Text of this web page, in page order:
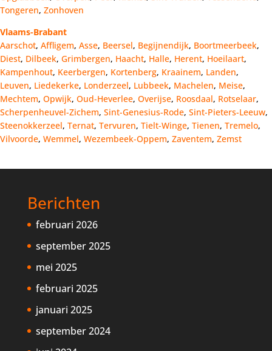
Tongeren, Zonhoven
Vlaams-Brabant
Aarschot, Affligem, Asse, Beersel, Begijnendijk, Boortmeerbeek,
Diest, Dilbeek, Grimbergen, Haacht, Halle, Herent, Hoeilaart,
Kampenhout, Keerbergen, Kortenberg, Kraainem, Landen,
Leuven, Liedekerke, Londerzeel, Lubbeek, Machelen, Meise,
Mechtem, Opwijk, Oud-Heverlee, Overijse, Roosdaal, Rotselaar,
Scherpenheuvel-Zichem, Sint-Genesius-Rode, Sint-Pieters-Leeuw,
Steenokkerzeel, Ternat, Tervuren, Tielt-Winge, Tienen, Tremelo,
Vilvoorde, Wemmel, Wezembeek-Oppem, Zaventem, Zemst
Berichten
februari 2026
september 2025
mei 2025
februari 2025
januari 2025
september 2024